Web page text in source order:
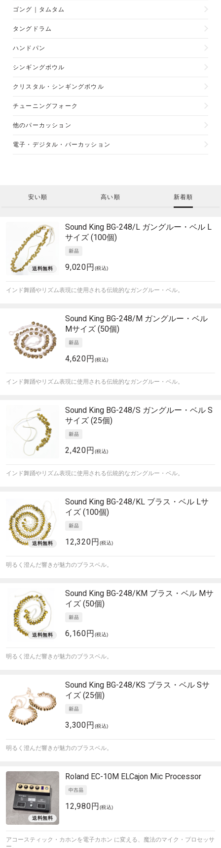
ゴング｜タムタム
タングドラム
ハンドパン
シンギングボウル
クリスタル・シンギングボウル
チューニングフォーク
他のパーカッション
電子・デジタル・パーカッション
安い順 高い順 新着順
Sound King BG-248/L ガングルー・ベル L
サイズ (100個)
9,020円 (税込)
インド舞踊やリズム表現に使用される伝統的なガングルー・ベル。
Sound King BG-248/M ガングルー・ベル
Mサイズ (50個)
4,620円 (税込)
インド舞踊やリズム表現に使用される伝統的なガングルー・ベル。
Sound King BG-248/S ガングルー・ベル S
サイズ (25個)
2,420円 (税込)
インド舞踊やリズム表現に使用される伝統的なガングルー・ベル。
Sound King BG-248/KL ブラス・ベル Lサ
イズ (100個)
12,320円 (税込)
明るく澄んだ響きが魅力のブラスベル。
Sound King BG-248/KM ブラス・ベル Mサ
イズ (50個)
6,160円 (税込)
明るく澄んだ響きが魅力のブラスベル。
Sound King BG-248/KS ブラス・ベル Sサ
イズ (25個)
3,300円 (税込)
明るく澄んだ響きが魅力のブラスベル。
Roland EC-10M ELCajon Mic Processor
12,980円 (税込)
アコースティック・カホンを電子カホン に変える、魔法のマイク・プロセッサ
ー。